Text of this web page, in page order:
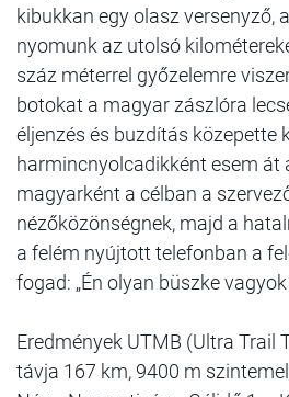
kibukkan egy olasz versenyző,
nyomunk az utolsó
száz méterrel győzelemre
botokat a magyar zászlóra
éljenzés és buzdítás közepette
harmincnyolcadikként esem át
magyarként a célban a
nézőközönségnek, majd a
a felém nyújtott telefonban a
fogad: „Én olyan büszke vagyok
Eredmények UTMB (Ultra Trail
távja 167 km, 9400 m